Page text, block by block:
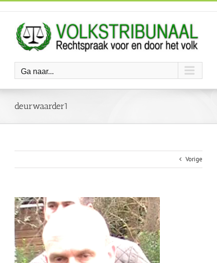
Ga
naar
Ga naar...
deurwaarder1
Vorige